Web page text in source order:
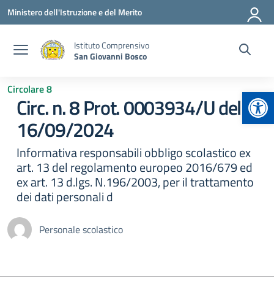
Vai ai contenuti
Vai al menu di navigazione
Vai al footer
Ministero dell'Istruzione e del Merito
Istituto Comprensivo
San Giovanni Bosco
Circolare 8
Circ. n. 8 Prot. 0003934/U del
16/09/2024
Informativa responsabili obbligo scolastico ex
art. 13 del regolamento europeo 2016/679 ed
ex art. 13 d.lgs. N.196/2003, per il trattamento
dei dati personali d
Personale scolastico